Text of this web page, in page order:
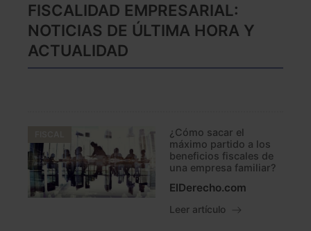
FISCALIDAD EMPRESARIAL:
NOTICIAS DE ÚLTIMA HORA Y
ACTUALIDAD
¿Cómo sacar el
máximo partido a los
beneficios fiscales de
una empresa familiar?
ElDerecho.com
Leer artículo